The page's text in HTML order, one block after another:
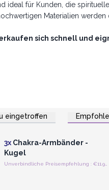
ideal für Kunden, die
Materialien
sich schnell und
eingetroffen
Anmelden oder Registrieren
für Großhandelspreise
3xChakra-Armbänder -
Kugel
Unverbindliche Preisempfehlung : €11.90/Stück